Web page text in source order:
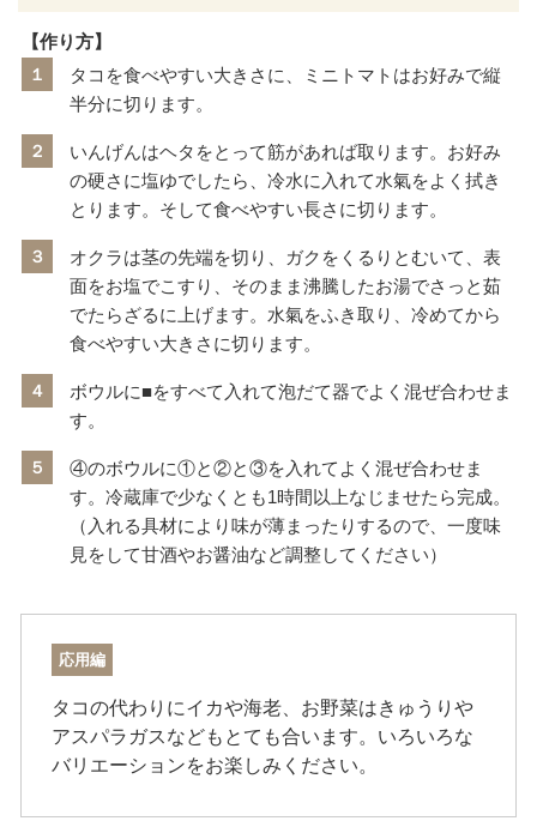
【作り方】
１
タコを食べやすい大きさに、ミニトマトはお好みで縦
半分に切ります。
２
いんげんはヘタをとって筋があれば取ります。お好み
の硬さに塩ゆでしたら、冷水に入れて水氣をよく拭き
とります。そして食べやすい長さに切ります。
３
オクラは茎の先端を切り、ガクをくるりとむいて、表
面をお塩でこすり、そのまま沸騰したお湯でさっと茹
でたらざるに上げます。水氣をふき取り、冷めてから
食べやすい大きさに切ります。
４
ボウルに■をすべて入れて泡だて器でよく混ぜ合わせま
す。
５
④のボウルに①と②と③を入れてよく混ぜ合わせま
す。冷蔵庫で少なくとも1時間以上なじませたら完成。
（入れる具材により味が薄まったりするので、一度味
見をして甘酒やお醤油など調整してください）
応用編
タコの代わりにイカや海老、お野菜はきゅうりや
アスパラガスなどもとても合います。いろいろな
バリエーションをお楽しみください。